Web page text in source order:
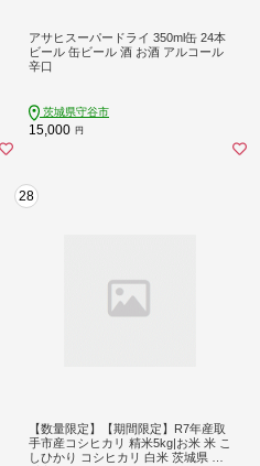
アサヒスーパードライ 350ml缶 24本
ビール 缶ビール 酒 お酒 アルコール
辛口
茨城県守谷市
15,000 円
28
【数量限定】【期間限定】R7年産取
手市産コシヒカリ 精米5kg|お米 米 こ
しひかり コシヒカリ 白米 茨城県 取